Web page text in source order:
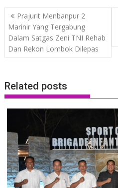
Post
navigation
Prajurit Menbanpur 2
Marinir Yang Tergabung
Dalam Satgas Zeni TNI Rehab
Dan Rekon Lombok Dilepas
Related posts